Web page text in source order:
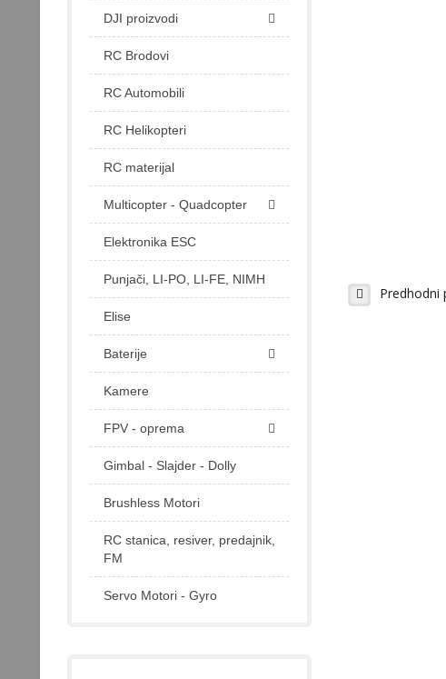
Predhodni
DJI proizvodi
RC Brodovi
RC Automobili
RC Helikopteri
RC materijal
Multicopter - Quadcopter
Elektronika ESC
Punjači, LI-PO, LI-FE, NIMH
Elise
Baterije
Kamere
FPV - oprema
Gimbal - Slajder - Dolly
Brushless Motori
RC stanica, resiver, predajnik,
FM
Servo Motori - Gyro